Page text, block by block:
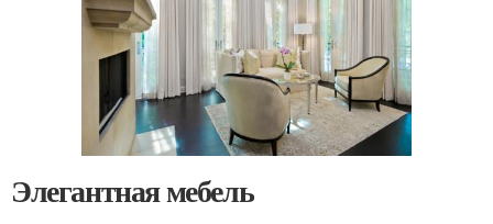
Элегантная мебель